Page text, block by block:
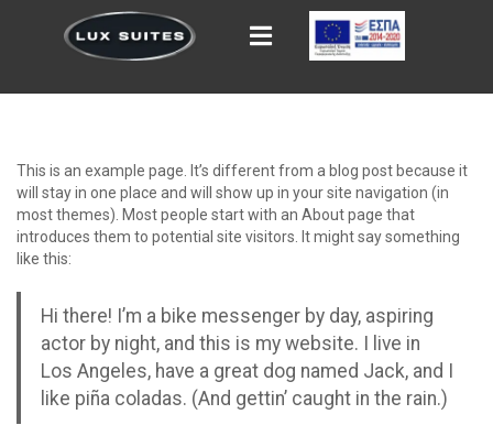
This is an example page. It’s different from a blog post because it
will stay in one place and will show up in your site navigation (in
most themes). Most people start with an About page that
introduces them to potential site visitors. It might say something
like this:
Hi there! I’m a bike messenger by day, aspiring
actor by night, and this is my website. I live in
Los Angeles, have a great dog named Jack, and I
like piña coladas. (And gettin’ caught in the rain.)